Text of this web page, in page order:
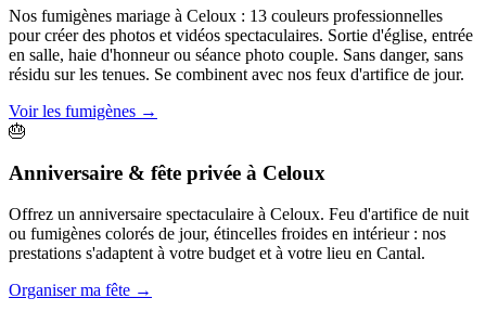
Nos fumigènes mariage à Celoux : 13 couleurs professionnelles
pour créer des photos et vidéos spectaculaires. Sortie d'église, entrée
en salle, haie d'honneur ou séance photo couple. Sans danger, sans
résidu sur les tenues. Se combinent avec nos feux d'artifice de jour.
Voir les fumigènes →
🎂
Anniversaire & fête privée à Celoux
Offrez un anniversaire spectaculaire à Celoux. Feu d'artifice de nuit
ou fumigènes colorés de jour, étincelles froides en intérieur : nos
prestations s'adaptent à votre budget et à votre lieu en Cantal.
Organiser ma fête →